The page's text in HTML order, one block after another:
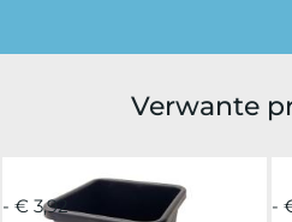
Verwante
- € 3,92 -